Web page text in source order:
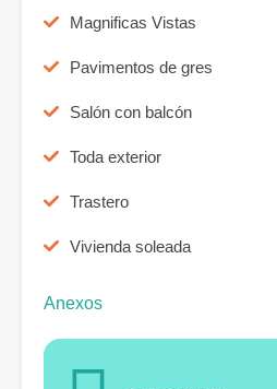
Magnificas Vistas
Pavimentos de gres
Salón con balcón
Toda exterior
Trastero
Vivienda soleada
Anexos